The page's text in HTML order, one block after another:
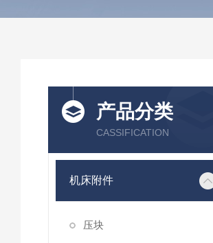
产品分类
CASSIFICATION
机床附件
压块